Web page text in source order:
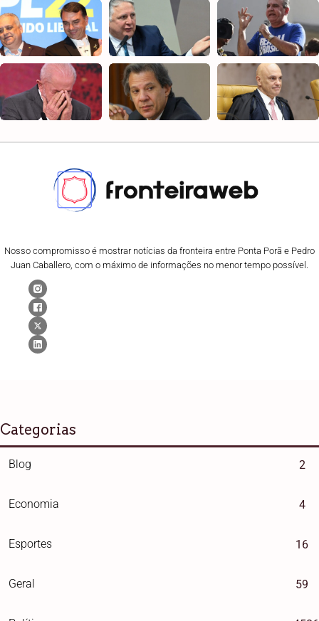
Nosso compromisso é mostrar notícias da fronteira entre Ponta Porã e Pedro
Juan Caballero, com o máximo de informações no menor tempo possível.
Categorias
Blog 2
Economia 4
Esportes 16
Geral 59